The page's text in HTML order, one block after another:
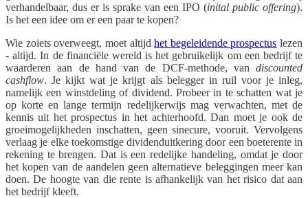
verhandelbaar, dus er is sprake van een IPO (inital public offering).
Is het een idee om er een paar te kopen?
Wie zoiets overweegt, moet altijdhet begeleidende prospectus lezen
- altijd. In de financiële wereld is het gebruikelijk om een bedrijf te
waarderen aan de hand van de DCF-methode, van discounted
cashflow. Je kijkt wat je krijgt als belegger in ruil voor je inleg,
namelijk een winstdeling of dividend. Probeer in te schatten wat je
op korte en lange termijn redelijkerwijs mag verwachten, met de
kennis uit het prospectus in het achterhoofd. Dan moet je ook de
groeimogelijkheden inschatten, geen sinecure, vooruit. Vervolgens
verlaag je elke toekomstige dividenduitkering door een boeterente in
rekening te brengen. Dat is een redelijke handeling, omdat je door
het kopen van de aandelen geen alternatieve beleggingen meer kan
doen. De hoogte van die rente is afhankelijk van het risico dat aan
het bedrijf kleeft.